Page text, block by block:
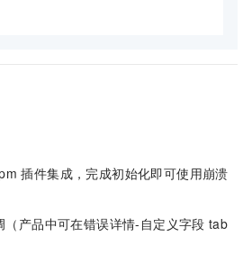
插件集成，完成初始化即可使用崩溃
产品中可在错误详情-自定义字段 tab